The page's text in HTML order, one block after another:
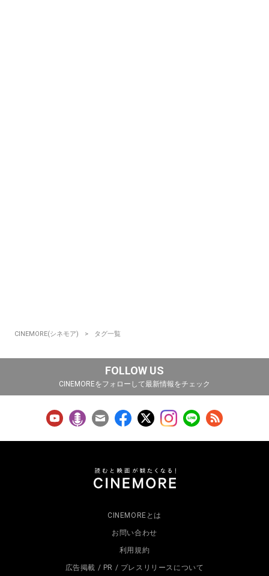
CINEMORE(シネモア) タグ一覧
FOLLOW US
CINEMOREをフォローして最新情報をチェック
CINEMOREとは
お問い合わせ
利用規約
広告掲載 / PR / プレスリリースについて